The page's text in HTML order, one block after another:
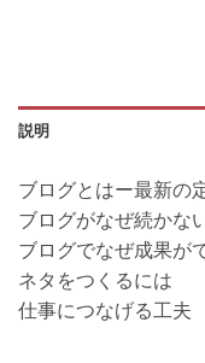
説明
ブログとはー最新の
ブログがなぜ続かな
ブログでなぜ成果が
ネタをつくるには
仕事につなげる工夫